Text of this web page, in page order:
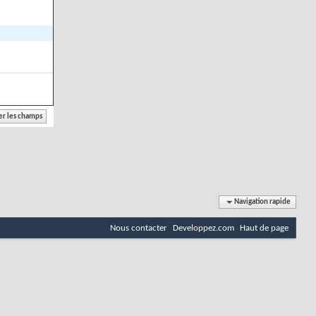
Navigation rapide
Nous contacter Developpez.com Haut de page